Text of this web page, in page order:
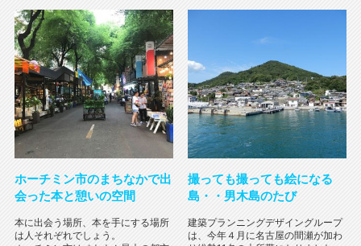
ホーチミン市のまちなかで出
会った本と憩いの空間
本に出会う場所、本を手にする場所
は人それぞれでしょう。
撮っても撮っても絵になる
島・・男木島のたび
建築プランニングデザイングループ
は、今年４月に名古屋の間瀬が加わ